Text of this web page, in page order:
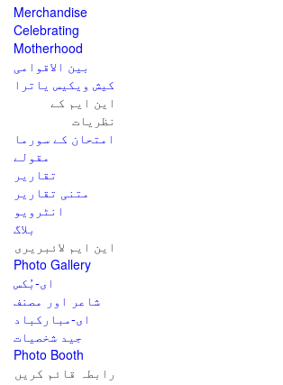
Merchandise
Celebrating
Motherhood
بین الاقوامی
کیش ویکیس یاترا
این ایم کے
نظریات
امتحان کے سورما
مقولے
تقاریر
متنی تقاریر
انٹرویو
بلاگ
این ایم لائبریری
Photo Gallery
ای-بُکس
شاعر اور مصنف
ای-مبارکباد
جید شخصیات
Photo Booth
رابطہ قائم کریں